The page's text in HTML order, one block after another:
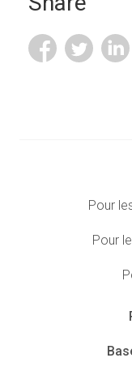
Pour
Pour